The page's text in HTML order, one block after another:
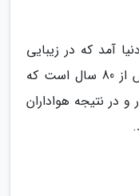
آمد که در زیبایی
حرف اول را می زند. برند لانکوم بیش از 80 سال است که
و در نتیجه هواداران